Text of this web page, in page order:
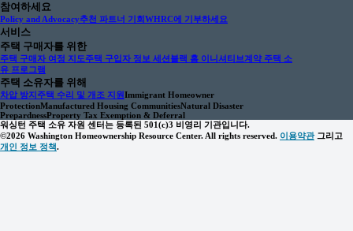
참여하세요
Policy and Advocacy추천 파트너 기회WHRC에 기부하세요
서비스
주택 구매자를 위한
주택 구매자 여정 지도주택 구입자 정보 세션블랙 홈 이니셔티브계약 주택 소
유 프로그램
주택 소유자를 위해
차압 방지주택 수리 및 개조 지원Immigrant Homeowner
ProtectionManufactured Housing CommunitiesNatural Disaster
PrepardnessProperty Tax Exemption & Deferral
워싱턴 주택 소유 자원 센터는 등록된 501(c)3 비영리 기관입니다.
©2026 Washington Homeownership Resource Center. All rights reserved. 이용약관그리고
개인 정보 정책.